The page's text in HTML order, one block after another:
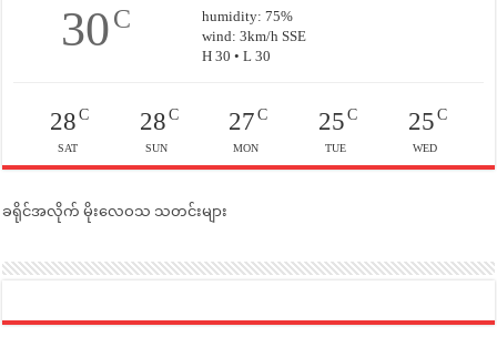
30C
humidity: 75%
wind: 3km/h SSE
H 30 • L 30
28C
SAT
28C
SUN
27 C
MON
25C
TUE
25C
WED
ခရိုင်အလိုက် မိုးလေဝသ သတင်းများ